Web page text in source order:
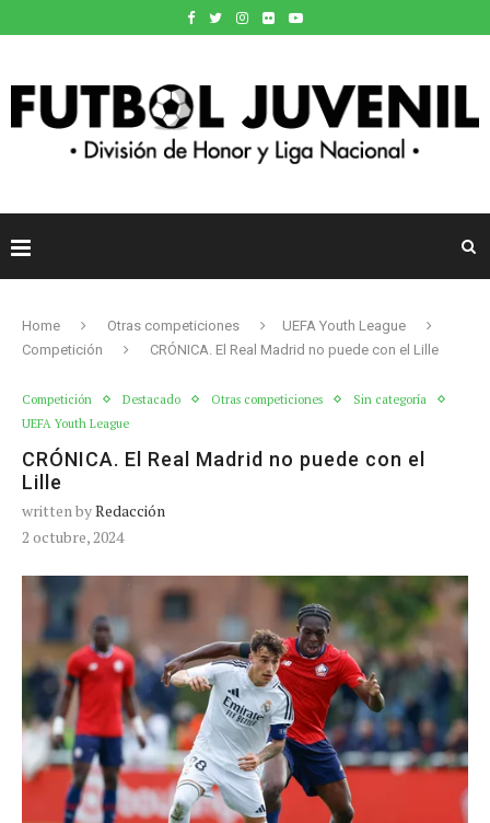
Home Otras competiciones
UEFA Youth League
Competición
CRÓNICA. El Real Madrid no puede con el Lille
Competición Destacado Otras competiciones
Sin categoría
UEFA Youth League
CRÓNICA. El Real Madrid no puede con el
Lille
written byRedacción
2 octubre, 2024